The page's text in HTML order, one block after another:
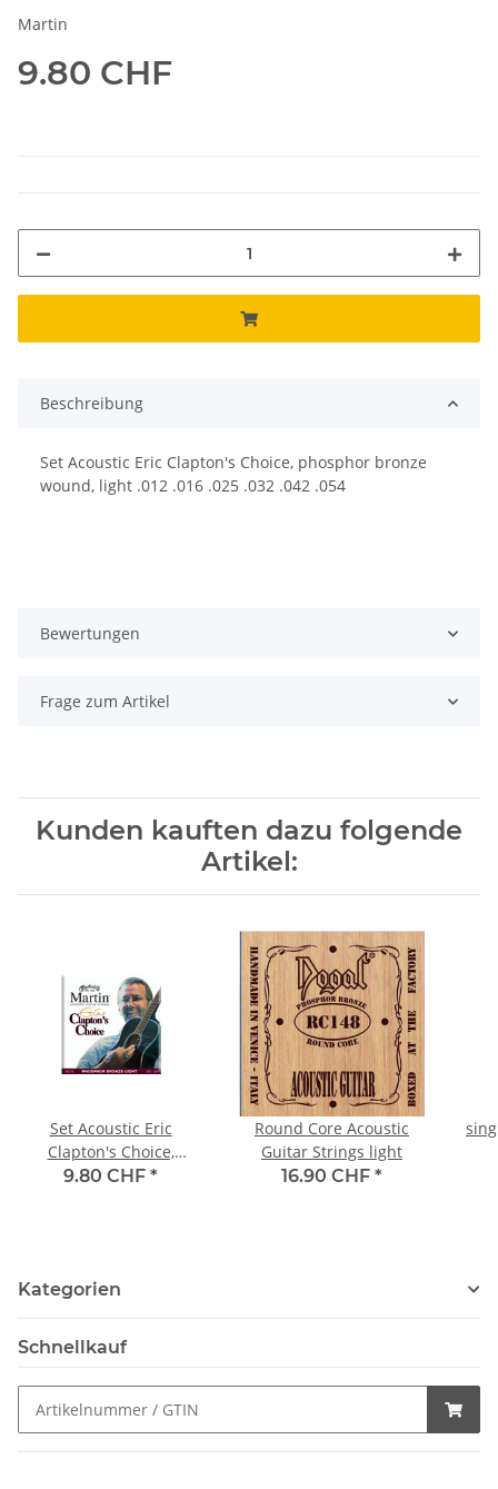
Martin
9.80 CHF
Beschreibung
Set Acoustic Eric Clapton's Choice, phosphor bronze
wound, light .012 .016 .025 .032 .042 .054
Bewertungen
Frage zum Artikel
Kunden kauften dazu folgende
Artikel:
Set Acoustic Eric
Clapton's Choice,
phosphor bronze
9.80 CHF *
Round Core Acoustic
Guitar Strings light
16.90 CHF *
Kategorien
Schnellkauf